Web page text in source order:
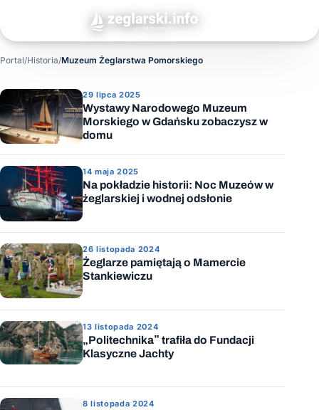
Portal/Historia/Muzeum Żeglarstwa Pomorskiego
29 lipca 2025
Wystawy Narodowego Muzeum
Morskiego w Gdańsku zobaczysz w
domu
14 maja 2025
Na pokładzie historii: Noc Muzeów w
żeglarskiej i wodnej odsłonie
26 listopada 2024
Żeglarze pamiętają o Mamercie
Stankiewiczu
13 listopada 2024
„Politechnika” trafiła do Fundacji
Klasyczne Jachty
8 listopada 2024